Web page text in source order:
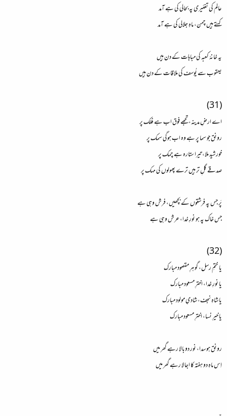
عالم کی تغئیری پہ بحالی کی ہے آمد
کہتے ہیں چمن، ماہِ جلالی کی ہے آمد
یہ خانۂ کعبہ کی مباہات کے دن ہیں
یعقوب سے یُوسف کی ملاقات کے دن ہیں
(31)
اے ارضِ مدینہ، تجھے فوق اب ہے فلک پر
رونق جو سما پر ہے وہ اب ہوگی سمک پر
خورشید ملا، تیرا ستارہ ہے چمک پر
صدقے گلِ تر ہیں ترے پھولوں کی مہک پر
پَر جس پہ فرشتوں کے بچھیں، فرش وہی ہے
جس خاک پہ ہو نورِ خدا، عرش وہی ہے
(32)
یا ختمِ رسل، گوہرِ مقصود مبارک
یا نورِ خدا، اخترِ مسعود مبارک
یا شاہِ نجف، شادیِ مولود مبارک
یا خیرِ نسا، اخترِ مسعود مبارک
رونق ہو سدا، نور دوبالا رہے گھر میں
اِس ماہِ دو ہفتہ کا اجالا رہے گھر میں